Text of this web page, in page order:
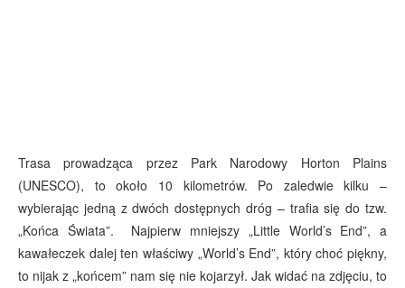
Trasa prowadząca przez Park Narodowy Horton Plains
(UNESCO), to około 10 kilometrów. Po zaledwie kilku –
wybierając jedną z dwóch dostępnych dróg – trafia się do tzw.
„Końca Świata”. Najpierw mniejszy „Little World’s End”, a
kawałeczek dalej ten właściwy „World’s End”, który choć piękny,
to nijak z „końcem” nam się nie kojarzył. Jak widać na zdjęciu, to